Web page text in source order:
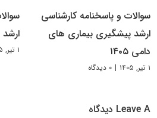
سوالات و پاسخنامه کارشناسی
ارشد پیشگیری بیماری های
دامی ۱۴۰۵
۱ تیر, ۱۴۰۵ | ۰ دیدگاه
ارشد
۱ تیر, ۱۴۰۵
Leave A دیدگاه